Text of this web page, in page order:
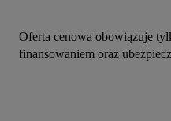
Oferta cenowa obowiązuje
finansowaniem oraz